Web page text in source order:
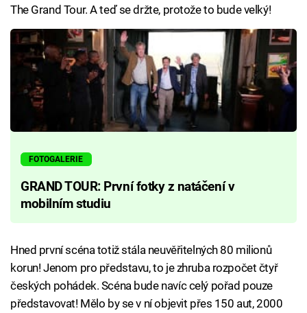
The Grand Tour. A teď se držte, protože to bude velký!
FOTOGALERIE
GRAND TOUR: První fotky z natáčení v
mobilním studiu
Hned první scéna totiž stála neuvěřitelných 80 milionů
korun! Jenom pro představu, to je zhruba rozpočet čtyř
českých pohádek. Scéna bude navíc celý pořad pouze
představovat! Mělo by se v ní objevit přes 150 aut, 2000